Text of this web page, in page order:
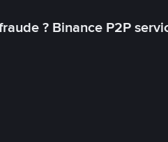
? Binance P2P